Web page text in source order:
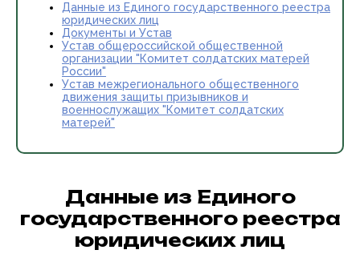
Данные из Единого государственного реестра
юридических лиц
Документы и Устав
Устав общероссийской общественной
организации "Комитет солдатских матерей
России"
Устав межрегионального общественного
движения защиты призывников и
военнослужащих "Комитет солдатских
матерей"
Данные из Единого
государственного реестра
юридических лиц